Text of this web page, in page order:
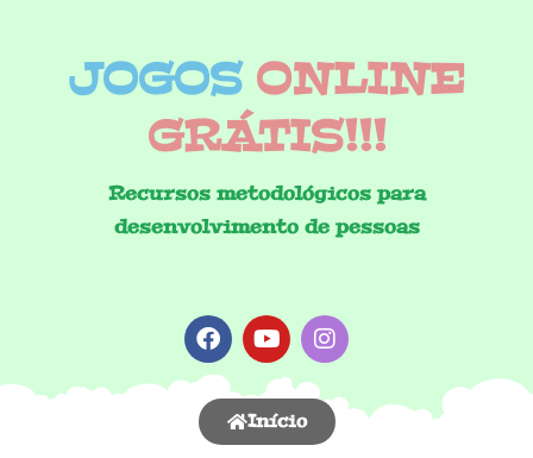
JOGOS ONLINE
GRÁTIS!!!
Recursos metodológicos para
desenvolvimento de pessoas
Início